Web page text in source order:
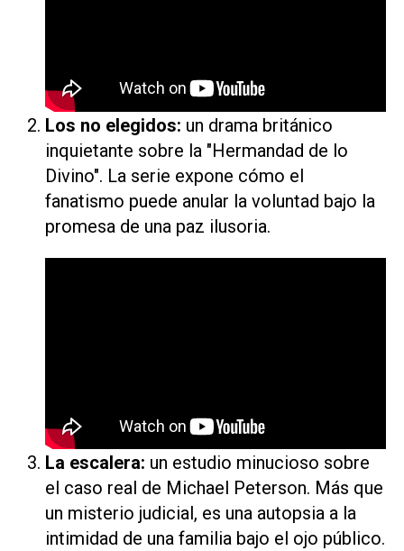
Los no elegidos: un drama británico
inquietante sobre la "Hermandad de lo
Divino". La serie expone cómo el
fanatismo puede anular la voluntad bajo la
promesa de una paz ilusoria.
La escalera: un estudio minucioso sobre
el caso real de Michael Peterson. Más que
un misterio judicial, es una autopsia a la
intimidad de una familia bajo el ojo público.